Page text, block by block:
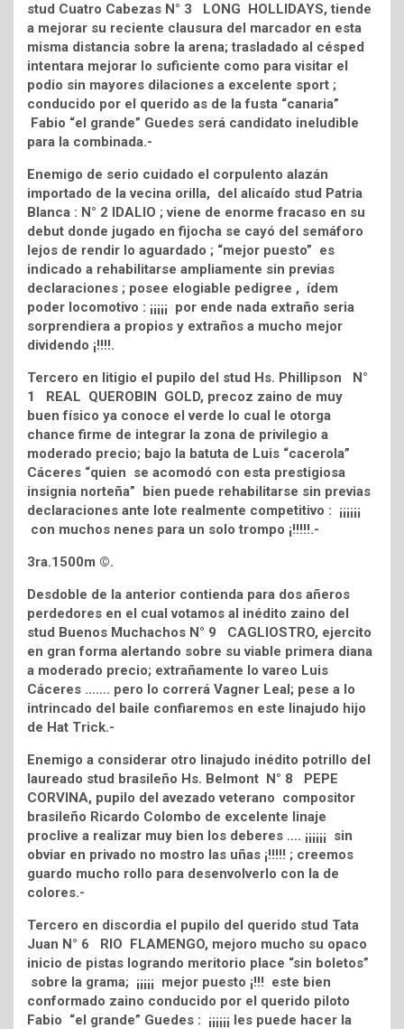
stud Cuatro Cabezas N° 3 LONG HOLLIDAYS, tiende
a mejorar su reciente clausura del marcador en esta
misma distancia sobre la arena; trasladado al césped
intentara mejorar lo suficiente como para visitar el
podio sin mayores dilaciones a excelente sport ;
conducido por el querido as de la fusta “canaria”
Fabio “el grande” Guedes será candidato ineludible
para la combinada.-
Enemigo de serio cuidado el corpulento alazán
importado de la vecina orilla, del alicaído stud Patria
Blanca : N° 2 IDALIO ; viene de enorme fracaso en su
debut donde jugado en fijocha se cayó del semáforo
lejos de rendir lo aguardado ; “mejor puesto” es
indicado a rehabilitarse ampliamente sin previas
declaraciones ; posee elogiable pedigree , ídem
poder locomotivo : ¡¡¡¡¡ por ende nada extraño seria
sorprendiera a propios y extraños a mucho mejor
dividendo ¡!!!!.
Tercero en litigio el pupilo del stud Hs. Phillipson N°
1 REAL QUEROBIN GOLD, precoz zaino de muy
buen físico ya conoce el verde lo cual le otorga
chance firme de integrar la zona de privilegio a
moderado precio; bajo la batuta de Luis “cacerola”
Cáceres “quien se acomodó con esta prestigiosa
insignia norteña” bien puede rehabilitarse sin previas
declaraciones ante lote realmente competitivo : ¡¡¡¡¡¡
con muchos nenes para un solo trompo ¡!!!!!.-
3ra.1500m ©.
Desdoble de la anterior contienda para dos añeros
perdedores en el cual votamos al inédito zaino del
stud Buenos Muchachos N° 9 CAGLIOSTRO, ejercito
en gran forma alertando sobre su viable primera diana
a moderado precio; extrañamente lo vareo Luis
Cáceres ……. pero lo correrá Vagner Leal; pese a lo
intrincado del baile confiaremos en este linajudo hijo
de Hat Trick.-
Enemigo a considerar otro linajudo inédito potrillo del
laureado stud brasileño Hs. Belmont N° 8 PEPE
CORVINA, pupilo del avezado veterano compositor
brasileño Ricardo Colombo de excelente linaje
proclive a realizar muy bien los deberes …. ¡¡¡¡¡¡ sin
obviar en privado no mostro las uñas ¡!!!!! ; creemos
guardo mucho rollo para desenvolverlo con la de
colores.-
Tercero en discordia el pupilo del querido stud Tata
Juan N° 6 RIO FLAMENGO, mejoro mucho su opaco
inicio de pistas logrando meritorio place “sin boletos”
sobre la grama; ¡¡¡¡¡ mejor puesto ¡!!! este bien
conformado zaino conducido por el querido piloto
Fabio “el grande” Guedes : ¡¡¡¡¡¡ les puede hacer la